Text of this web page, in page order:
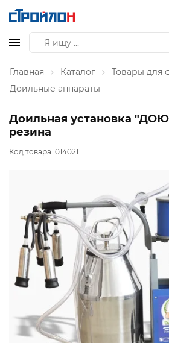
Главная Каталог
Товары для
Доильные аппараты
Доильная установка
резина
Код товара: 014021